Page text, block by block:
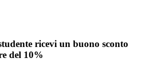
ricevi un buono sconto
del 10%